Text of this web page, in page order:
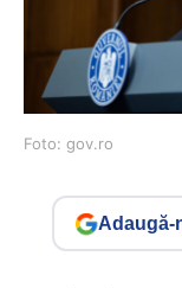
Foto: gov.ro
Adaugă-